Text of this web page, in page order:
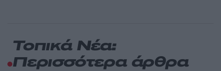
Τοπικά Νέα:
Περισσότερα άρθρα